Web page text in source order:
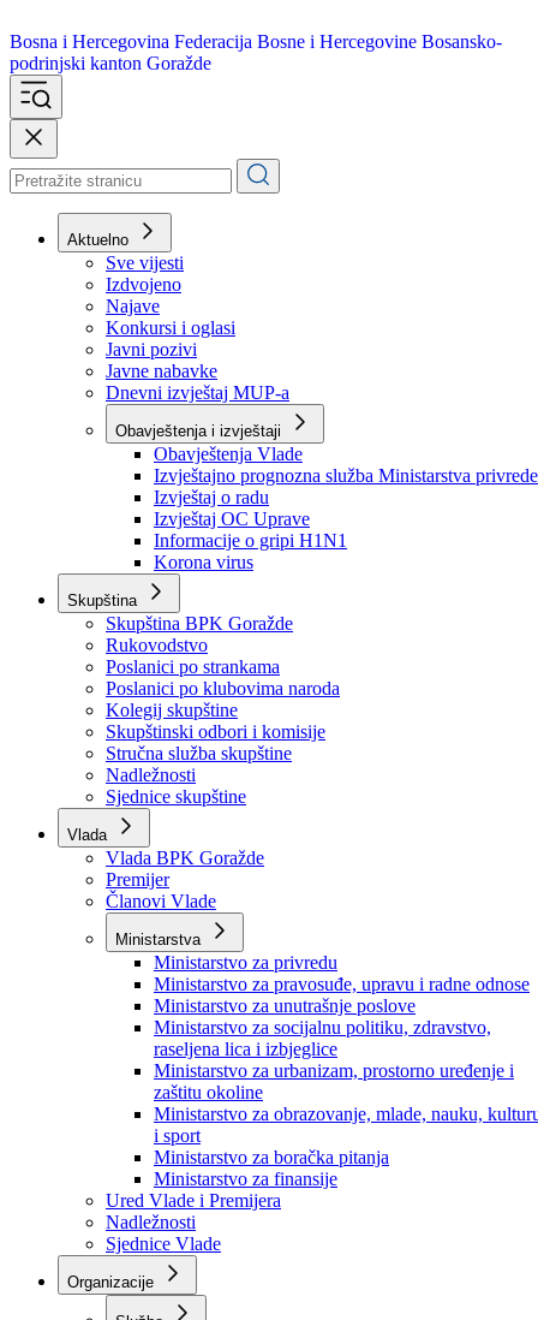
Bosna i Hercegovina
podrinjski kanton Goražde
Aktuelno
Sve vijesti
Izdvojeno
Najave
Konkursi i oglasi
Javni pozivi
Javne nabavke
Dnevni izvještaj MUP-a
Obavještenja i izvještaji
Obavještenja Vlade
Izvještajno prognozna služba Ministarstva privrede
Izvještaj o radu
Izvještaj OC Uprave
Informacije o gripi H1N1
Korona virus
Skupština
Skupština BPK Goražde
Rukovodstvo
Poslanici po strankama
Poslanici po klubovima naroda
Kolegij skupštine
Skupštinski odbori i komisije
Stručna služba skupštine
Nadležnosti
Sjednice skupštine
Vlada
Vlada BPK Goražde
Premijer
Članovi Vlade
Ministarstva
Ministarstvo za privredu
Ministarstvo za pravosuđe, upravu i radne odnose
Ministarstvo za unutrašnje poslove
Ministarstvo za socijalnu politiku, zdravstvo,
raseljena lica i izbjeglice
Ministarstvo za urbanizam, prostorno uređenje i
zaštitu okoline
Ministarstvo za obrazovanje, mlade, nauku,
i sport
Ministarstvo za boračka pitanja
Ministarstvo za finansije
Ured Vlade i Premijera
Nadležnosti
Sjednice Vlade